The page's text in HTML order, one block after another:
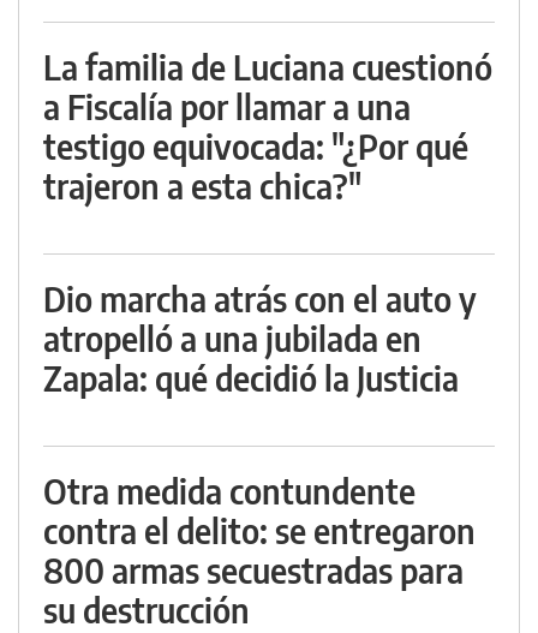
La familia de Luciana cuestionó
a Fiscalía por llamar a una
testigo equivocada: "¿Por qué
trajeron a esta chica?"
Dio marcha atrás con el auto y
atropelló a una jubilada en
Zapala: qué decidió la Justicia
Otra medida contundente
contra el delito: se entregaron
800 armas secuestradas para
su destrucción